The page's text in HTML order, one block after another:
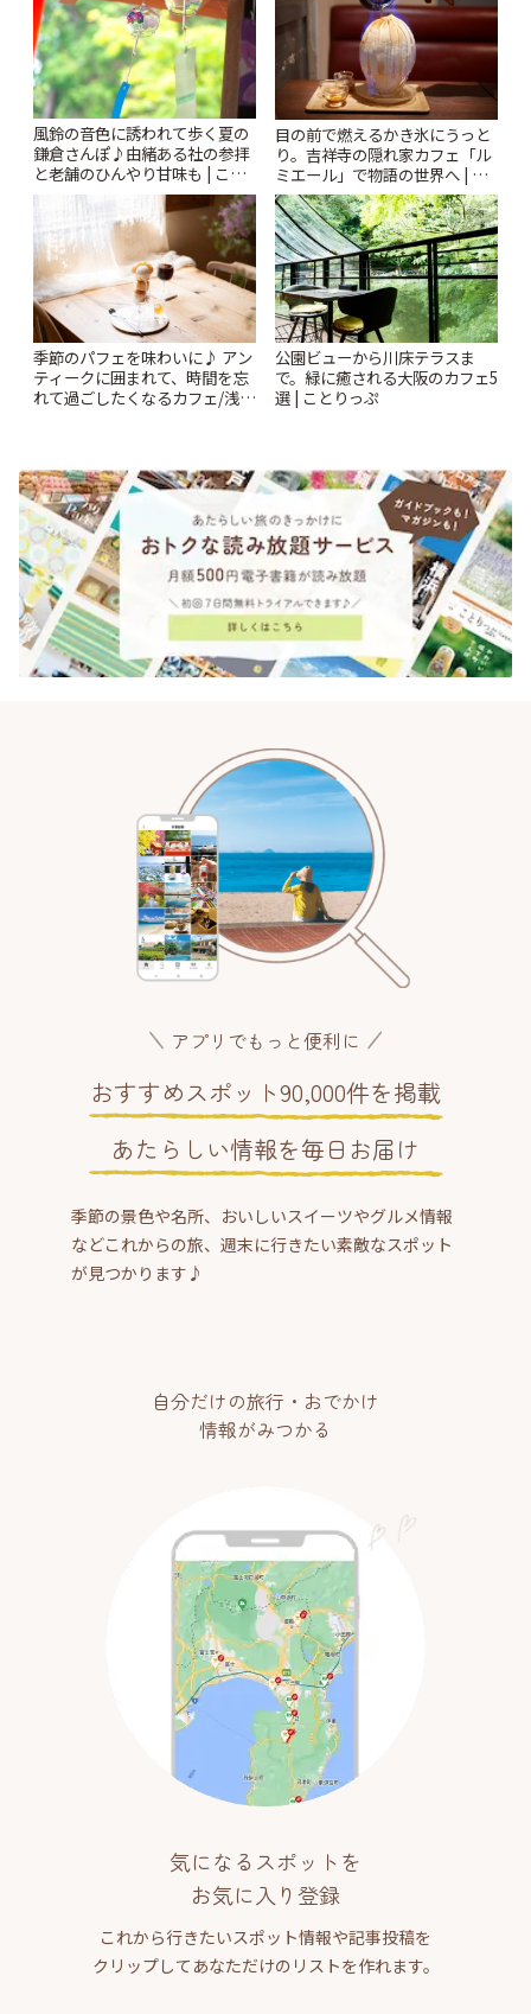
風鈴の音色に誘われて歩く夏の
鎌倉さんぽ♪由緒ある社の参拝
と老舗のひんやり甘味も | こと
りっぷ
目の前で燃えるかき氷にうっと
り。吉祥寺の隠れ家カフェ「ル
ミエール」で物語の世界へ | こ
とりっぷ
季節のパフェを味わいに♪ アン
ティークに囲まれて、時間を忘
れて過ごしたくなるカフェ/浅草
公園ビューから川床テラスま
で。緑に癒される大阪のカフェ5
選 | ことりっぷ
アプリでもっと便利に
おすすめスポット90,000件を掲載
あたらしい情報を毎日お届け
季節の景色や名所、おいしいスイーツやグルメ情報
などこれからの旅、週末に行きたい素敵なスポット
が見つかります♪
自分だけの旅行・おでかけ
情報がみつかる
気になるスポットを
お気に入り登録
これから行きたいスポット情報や記事投稿を
クリップしてあなただけのリストを作れます。